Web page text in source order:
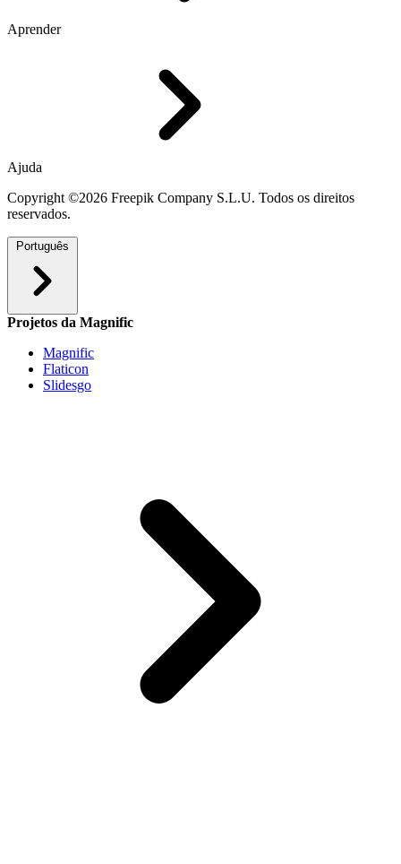
Aprender
Ajuda
Copyright ©2026 Freepik Company S.L.U. Todos os direitos
reservados.
Português
Projetos da Magnific
Magnific
Flaticon
Slidesgo